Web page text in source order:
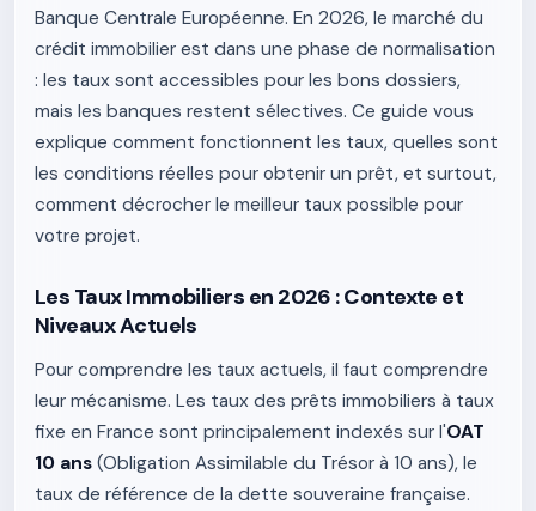
Banque Centrale Européenne. En 2026, le marché du
crédit immobilier est dans une phase de normalisation
: les taux sont accessibles pour les bons dossiers,
mais les banques restent sélectives. Ce guide vous
explique comment fonctionnent les taux, quelles sont
les conditions réelles pour obtenir un prêt, et surtout,
comment décrocher le meilleur taux possible pour
votre projet.
Les Taux Immobiliers en 2026 : Contexte et
Niveaux Actuels
Pour comprendre les taux actuels, il faut comprendre
leur mécanisme. Les taux des prêts immobiliers à taux
fixe en France sont principalement indexés sur l'OAT
10 ans (Obligation Assimilable du Trésor à 10 ans), le
taux de référence de la dette souveraine française.